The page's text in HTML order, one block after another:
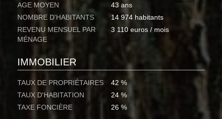
AGE MOYEN
43 ans
NOMBRE D'HABITANTS
14 974 habitants
REVENU MENSUEL PAR
MÉNAGE
3 110 euros / mois
IMMOBILIER
TAUX DE PROPRIÉTAIRES
42 %
TAUX D'HABITATION
24 %
TAXE FONCIÈRE
26 %